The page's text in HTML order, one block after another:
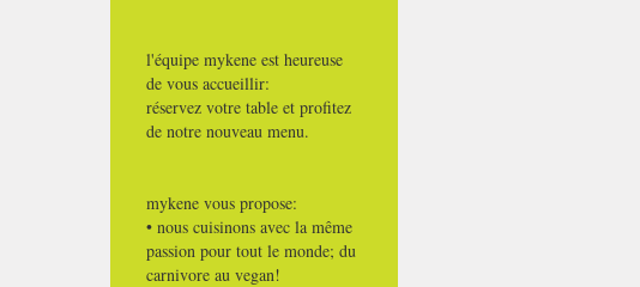
l'équipe mykene est heureuse
de vous accueillir:
réservez votre table et profitez
de notre nouveau menu.
mykene vous propose:
• nous cuisinons avec la même
passion pour tout le monde; du
carnivore au vegan!